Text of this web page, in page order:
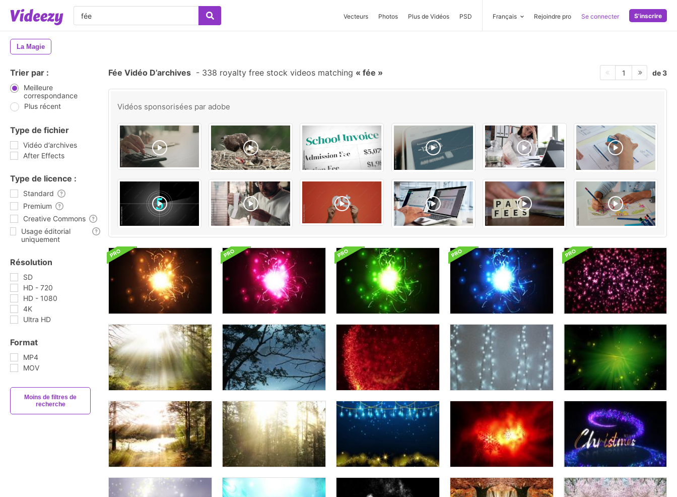
Vecteurs Photos Plus de Vidéos PSD Français Rejoindre pro Se connecter S'inscrire
La Magie
Trier par :
Meilleure
correspondance
Plus récent
Type de fichier
Vidéo d’archives
After Effects
Type de licence :
Standard
Premium
Creative Commons
Usage éditorial
uniquement
Résolution
SD
HD - 720
HD - 1080
4K
Ultra HD
Format
MP4
MOV
Moins de filtres de
recherche
Fée Vidéo D’archives - 338 royalty free stock videos matching fée 1 de 3
Vidéos sponsorisées par adobe